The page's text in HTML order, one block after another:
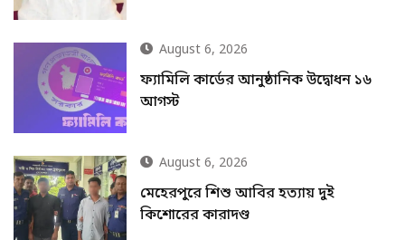
August 6, 2026
ফ্যামিলি কার্ডের আনুষ্ঠানিক উদ্বোধন ১৬
আগস্ট
August 6, 2026
মেহেরপুরে শিশু আবির হত্যায় দুই
কিশোরের কারাদণ্ড